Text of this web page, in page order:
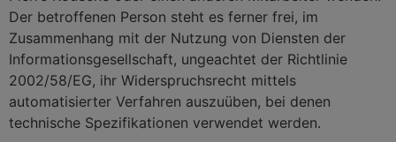
Der betroffenen Person steht es ferner frei, im
Zusammenhang mit der Nutzung von Diensten der
Informationsgesellschaft, ungeachtet der Richtlinie
2002/58/EG, ihr Widerspruchsrecht mittels
automatisierter Verfahren auszuüben, bei denen
technische Spezifikationen verwendet werden.